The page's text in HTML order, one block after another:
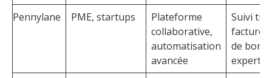
Pennylane
PME, startups
Plateforme
collaborative,
automatisation
avancée
Suivi
de
expert-